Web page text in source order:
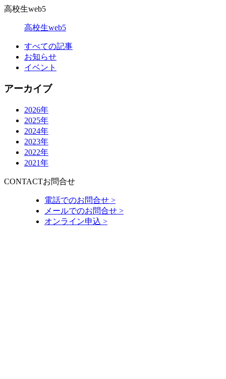
高校生web5
高校生web5
すべての記事
お知らせ
イベント
アーカイブ
2026年
2025年
2024年
2023年
2022年
2021年
CONTACTお問合せ
電話でのお問合せ >
メールでのお問合せ >
オンライン申込 >